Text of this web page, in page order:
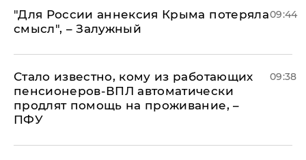
"Для России аннексия Крыма потеряла
смысл", – Залужный
09:44
Стало известно, кому из работающих
пенсионеров-ВПЛ автоматически
продлят помощь на проживание, –
ПФУ
09:38